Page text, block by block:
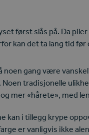
først slås på. Da
kan det ta lang tid
noen gang være
Noen tradisjonelle
mer «hårete», med
kan i tillegg krype
er vanligvis ikke